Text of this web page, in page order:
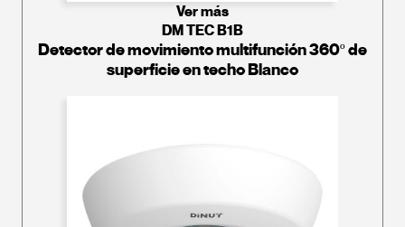
Ver más
DM TEC B1B
Detector de movimiento multifunción 360º de
superficie en techo Blanco